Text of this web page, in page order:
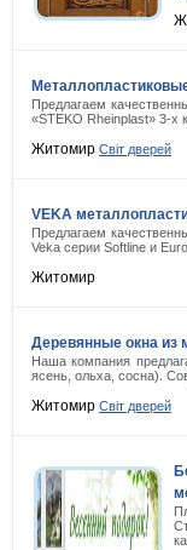
Предлагаем
«STEKO Rheinplast» 3-х
Житомир Cвіт дверей
VEKA
Предлагаем
Veka серии Softline и
Житомир
Деревянные окна из
Наша компания
ясень, ольха, сосна).
Житомир Cвіт дверей